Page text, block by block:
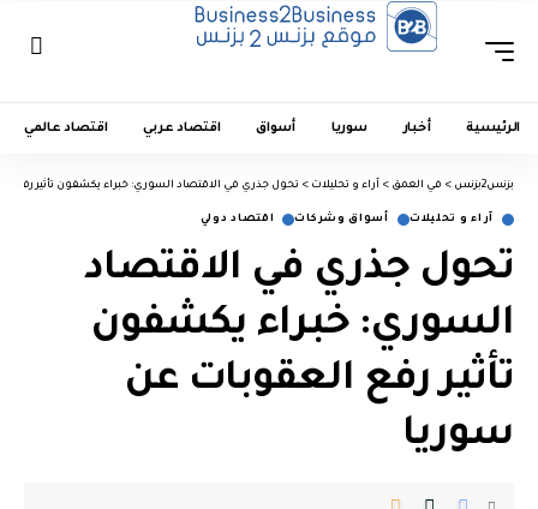
الرئيسية أخبار سوريا أسواق اقتصاد عربي اقتصاد عالمي
بزنس2بزنس > في العمق > آراء و تحليلات > تحول جذري في الاقتصاد السوري: خبراء يكشفون تأثير رفع
آراء و تحليلات أسواق وشركات اقتصاد دولي
تحول جذري في الاقتصاد
السوري: خبراء يكشفون
تأثير رفع العقوبات عن
سوريا